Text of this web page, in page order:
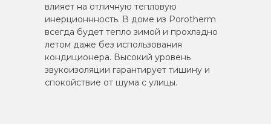
влияет на отличную тепловую
инерционнность. В доме из Porotherm
всегда будет тепло зимой и прохладно
летом даже без использования
кондиционера. Высокий уровень
звукоизоляции гарантирует тишину и
спокойствие от шума с улицы.